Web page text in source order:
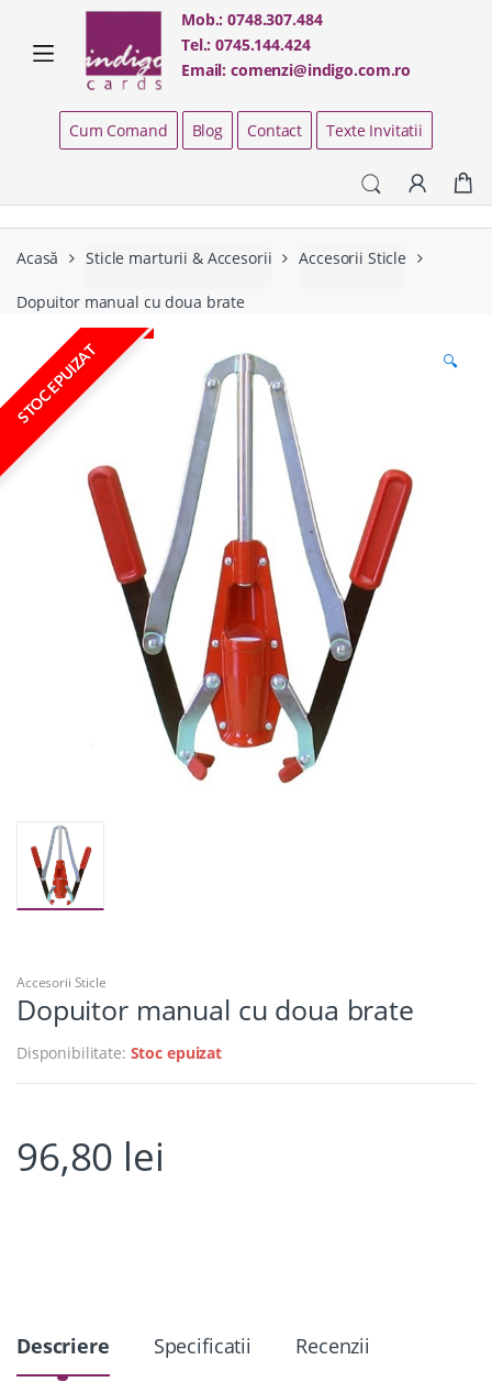
navigation
content
Mob.:0748.307.484
Tel.:0745.144.424
Email:comenzi@indigo.com.ro
Cum Comand Blog Contact Texte Invitatii
Acasă Sticle marturii & Accesorii Accesorii Sticle
Dopuitor manual cu doua brate
STOC EPUIZAT 🔍
Accesorii Sticle
Dopuitor manual cu doua brate
Disponibilitate: Stoc epuizat
96,80 lei
Descriere Specificatii Recenzii